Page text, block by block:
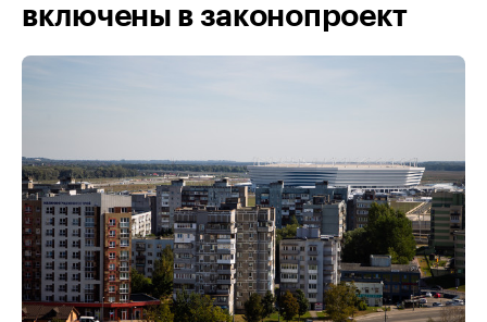
включены в законопроект